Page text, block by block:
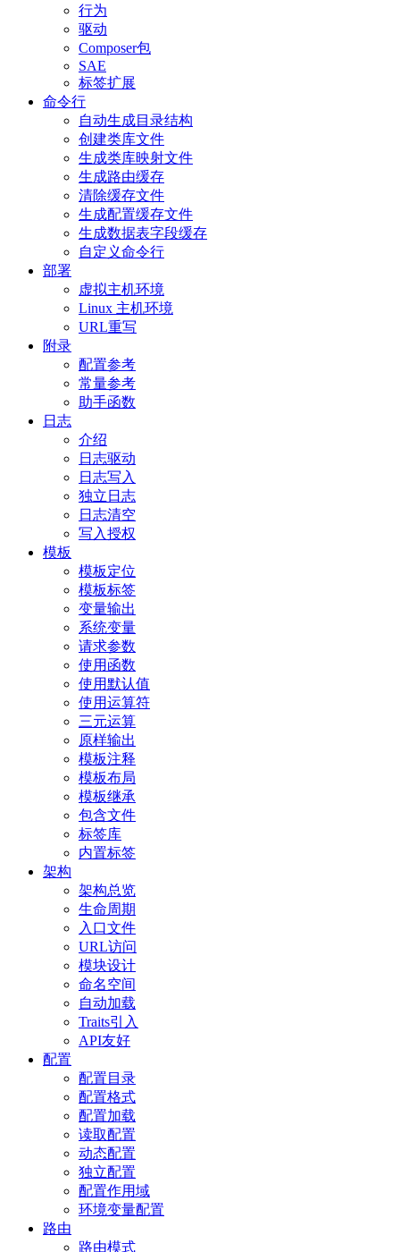
行为
驱动
Composer包
SAE
标签扩展
命令行
自动生成目录结构
创建类库文件
生成类库映射文件
生成路由缓存
清除缓存文件
生成配置缓存文件
生成数据表字段缓存
自定义命令行
部署
虚拟主机环境
Linux 主机环境
URL重写
附录
配置参考
常量参考
助手函数
日志
介绍
日志驱动
日志写入
独立日志
日志清空
写入授权
模板
模板定位
模板标签
变量输出
系统变量
请求参数
使用函数
使用默认值
使用运算符
三元运算
原样输出
模板注释
模板布局
模板继承
包含文件
标签库
内置标签
架构
架构总览
生命周期
入口文件
URL访问
模块设计
命名空间
自动加载
Traits引入
API友好
配置
配置目录
配置格式
配置加载
读取配置
动态配置
独立配置
配置作用域
环境变量配置
路由
路由模式